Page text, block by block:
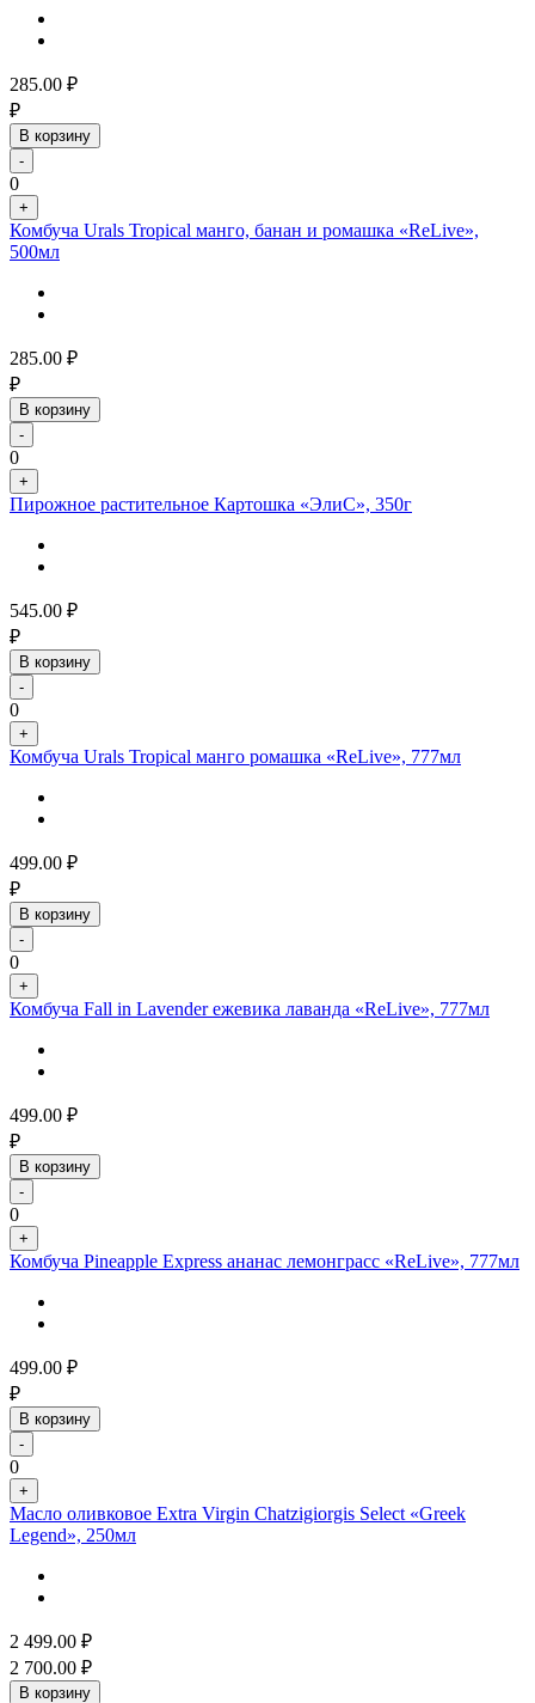
285.00 ₽
₽
В корзину
-
0
+
Комбуча Urals Tropical манго, банан и ромашка «ReLive»,
500мл
285.00 ₽
₽
В корзину
-
0
+
Пирожное растительное Картошка «ЭлиС», 350г
545.00 ₽
₽
В корзину
-
0
+
Комбуча Urals Tropical манго ромашка «ReLive», 777мл
499.00 ₽
₽
В корзину
-
0
+
Комбуча Fall in Lavender ежевика лаванда «ReLive», 777мл
499.00 ₽
₽
В корзину
-
0
+
Комбуча Pineapple Express ананас лемонграсс «ReLive», 777мл
499.00 ₽
₽
В корзину
-
0
+
Масло оливковое Extra Virgin Chatzigiorgis Select «Greek
Legend», 250мл
2 499.00 ₽
2 700.00 ₽
В корзину